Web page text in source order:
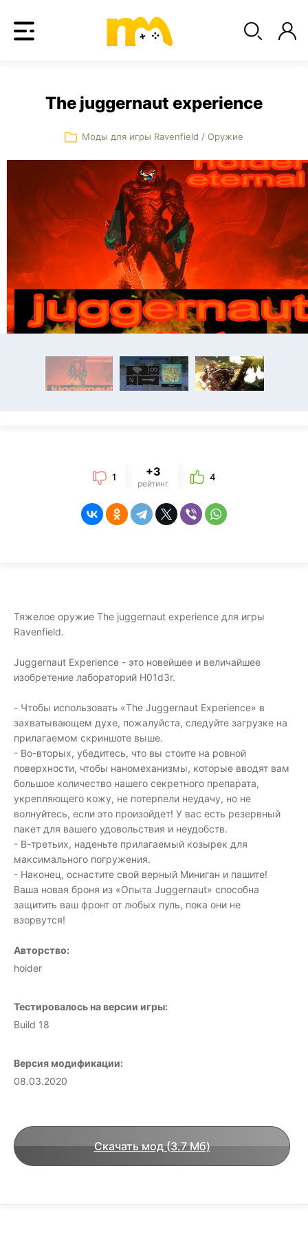
The juggernaut experience
Моды для игры Ravenfield / Оружие
1 +3
рейтинг
4
Тяжелое оружие The juggernaut experience для игры
Ravenfield.
Juggernaut Experience - это новейшее и величайшее
изобретение лабораторий H01d3r.
- Чтобы использовать «The Juggernaut Experience» в
захватывающем духе, пожалуйста, следуйте загрузке на
прилагаемом скриншоте выше.
- Во-вторых, убедитесь, что вы стоите на ровной
поверхности, чтобы наномеханизмы, которые вводят вам
большое количество нашего секретного препарата,
укрепляющего кожу, не потерпели неудачу, но не
волнуйтесь, если это произойдет! У вас есть резервный
пакет для вашего удовольствия и неудобств.
- В-третьих, наденьте прилагаемый козырек для
максимального погружения.
- Наконец, оснастите свой верный Миниган и пашите!
Ваша новая броня из «Опыта Juggernaut» способна
защитить ваш фронт от любых пуль, пока они не
взорвутся!
Авторство:
hoider
Тестировалось на версии игры:
Build 18
Версия модификации:
08.03.2020
Скачать мод (3.7 Мб)